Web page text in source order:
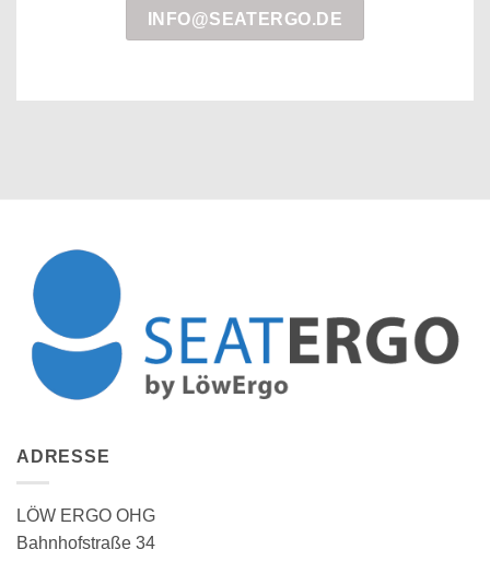
INFO@SEATERGO.DE
ADRESSE
LÖW ERGO OHG
Bahnhofstraße 34